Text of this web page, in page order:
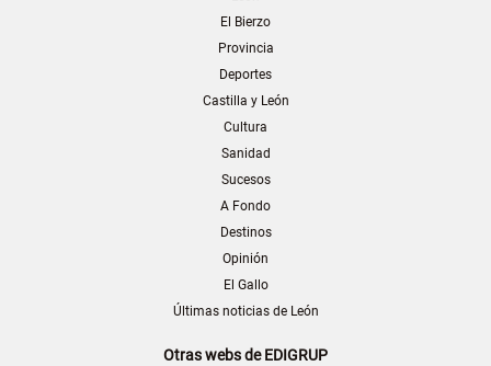
El Bierzo
Provincia
Deportes
Castilla y León
Cultura
Sanidad
Sucesos
A Fondo
Destinos
Opinión
El Gallo
Últimas noticias de León
Otras webs de EDIGRUP